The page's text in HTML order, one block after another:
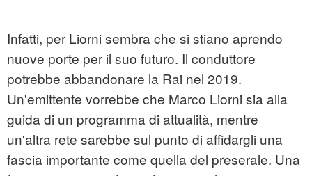
Infatti, per Liorni sembra che si stiano aprendo
nuove porte per il suo futuro. Il conduttore
potrebbe abbandonare la Rai nel 2019.
Un'emittente vorrebbe che Marco Liorni sia alla
guida di un programma di attualità, mentre
un'altra rete sarebbe sul punto di affidargli una
fascia importante come quella del preserale. Una